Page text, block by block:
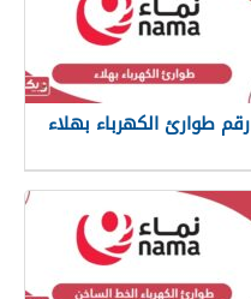
رقم طوارئ الكهرباء بهلاء